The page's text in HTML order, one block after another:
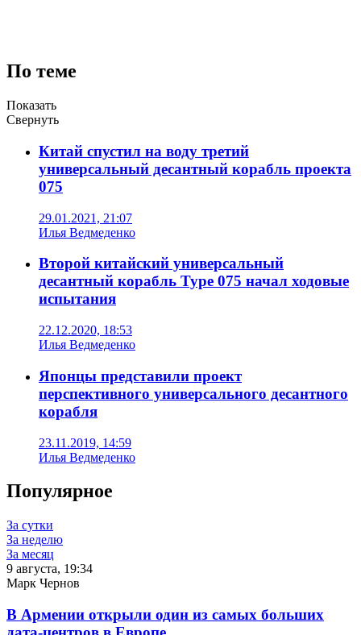
По теме
Показать
Свернуть
Китай спустил на воду третий
универсальный десантный корабль проекта
075
29.01.2021, 21:07
Илья Ведмеденко
Второй китайский универсальный
десантный корабль Type 075 начал ходовые
испытания
22.12.2020, 18:53
Илья Ведмеденко
Японцы представили проект
перспективного универсального десантного
корабля
23.11.2019, 14:59
Илья Ведмеденко
Популярное
За сутки
За неделю
За месяц
9 августа, 19:34
Марк Чернов
В Армении открыли один из самых больших